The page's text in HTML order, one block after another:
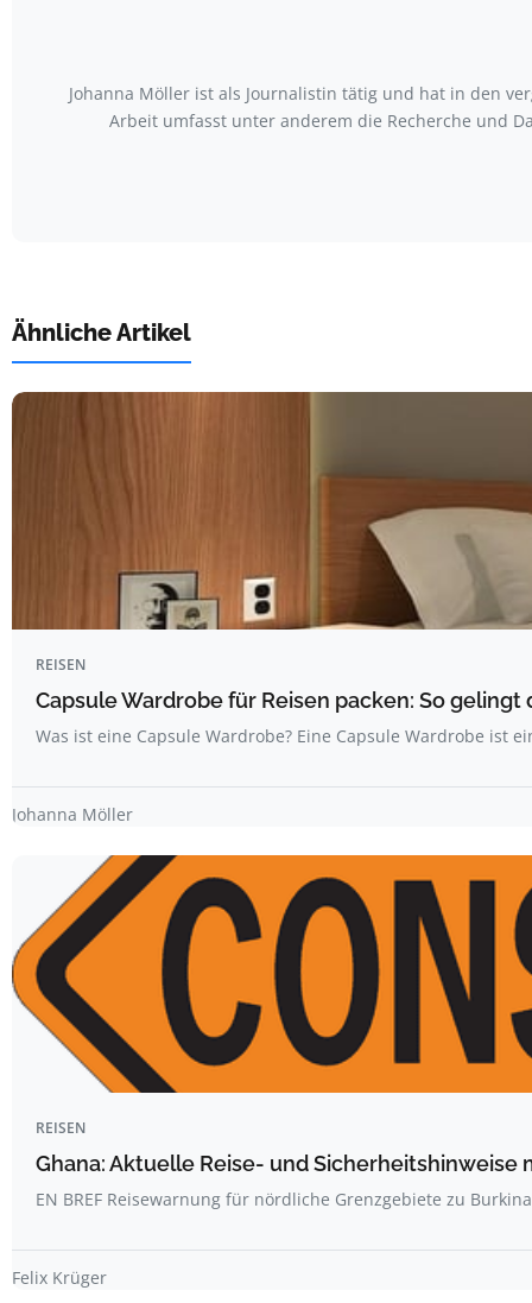
Johanna Möller ist als Journalistin tätig und hat in den
Arbeit umfasst unter anderem die Recherche und
Ähnliche Artikel
REISEN
Capsule Wardrobe für Reisen packen: So
Was ist eine Capsule Wardrobe? Eine Capsule Wardrobe ist
Johanna Möller
REISEN
Ghana: Aktuelle Reise- und Sicherheitshinweise
EN BREF Reisewarnung für nördliche Grenzgebiete zu
Felix Krüger